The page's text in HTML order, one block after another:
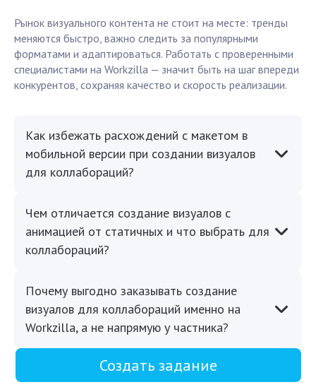
Рынок визуального контента не стоит на месте: тренды
меняются быстро, важно следить за популярными
форматами и адаптироваться. Работать с проверенными
специалистами на Workzilla — значит быть на шаг впереди
конкурентов, сохраняя качество и скорость реализации.
Как избежать расхождений с макетом в
мобильной версии при создании визуалов
для коллабораций?
Чем отличается создание визуалов с
анимацией от статичных и что выбрать для
коллабораций?
Почему выгодно заказывать создание
визуалов для коллабораций именно на
Workzilla, а не напрямую у частника?
Создать задание